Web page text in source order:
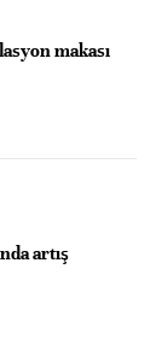
makası
artış